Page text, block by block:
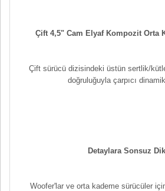
Çift 4,5" Cam Elyaf Kompozit Orta
Çift sürücü dizisindeki üstün sertlik/
doğruluğuyla çarpıcı
Detaylara Sonsuz
Woofer'lar ve orta kademe sürücüler